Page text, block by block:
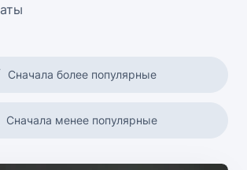
Сначала более популярные
Сначала менее популярные